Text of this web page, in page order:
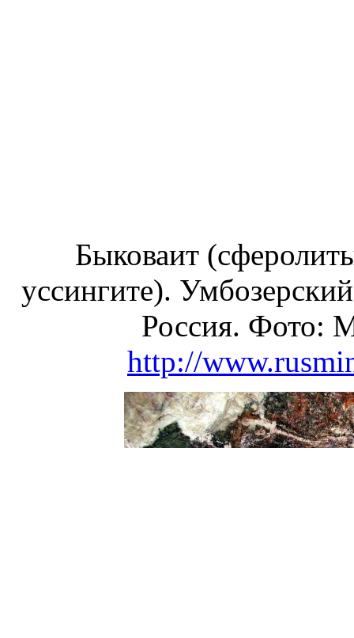
Быковаит
уссингите).
Россия. Фото:
http://